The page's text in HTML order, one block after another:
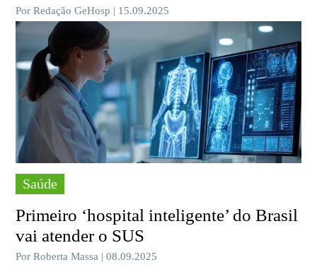
Por Redação GeHosp | 15.09.2025
Saúde
Primeiro ‘hospital inteligente’ do Brasil
vai atender o SUS
Por Roberta Massa | 08.09.2025